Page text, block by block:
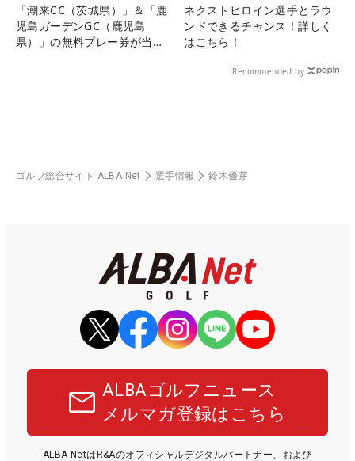
「潮来CC（茨城県）」＆「鹿
児島ガーデンGC（鹿児島
県）」の無料プレー券が当た
ネクストヒロイン選手とラウ
ンドできるチャンス！詳しく
はこちら！
Recommended by
ゴルフ総合サイト ALBA Net 選手情報 鈴木優芽
ALBAゴルフニュース
メルマガ登録はこちら
ALBA NetはR&Aのオフィシャルデジタルパートナー、および